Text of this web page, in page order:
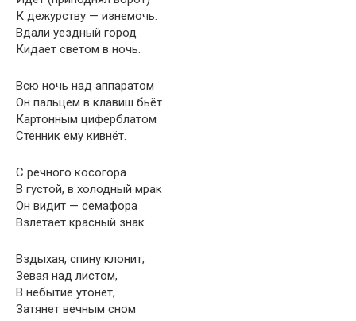
К дежурству — изнемочь.
Вдали уездный город
Кидает светом в ночь.
Всю ночь над аппаратом
Он пальцем в клавиш бьёт.
Картонным циферблатом
Стенник ему кивнёт.
С речного косогора
В густой, в холодный мрак
Он видит — семафора
Взлетает красный знак.
Вздыхая, спину клонит;
Зевая над листом,
В небытие утонет,
Затянет вечным сном